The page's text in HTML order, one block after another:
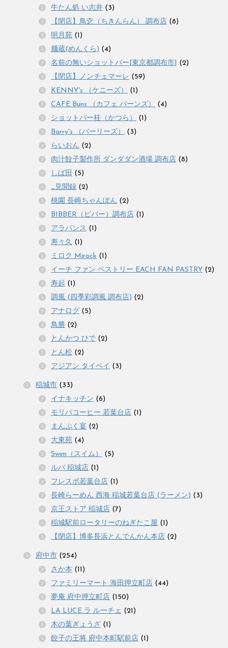
牛たん処 い志井 (3)
【閉店】鳥赱（ちきんらん） 調布店 (8)
明月苑 (1)
麺蔵(めんくら) (4)
名前の無いショットバー[東京都調布市]
(2)
【閉店】ノンチェマーレ (59)
KENNY's （ケニーズ）
(1)
CAFE Buns （カフェ バーンズ）
(4)
ショットバー桂（かつら）
(1)
Barry's （バーリーズ）
(3)
らいおん (2)
肉汁餃子製作所 ダンダダン酒場 調布店 (8)
しば田 (5)
_見聞録 (2)
桃園 長崎ちゃんぽん (2)
BIBBER（ビバー）調布店 (1)
アラパンス (1)
寿々久 (1)
ミロク Mirock (1)
イーチ ファン ペストリー EACH FAN PASTRY (2)
寿起 (1)
調風 (四季彩調風 調布店) (2)
アナログ (5)
鳥勝 (2)
とんかつ ひで (2)
とん松 (2)
アジアン タイペイ (3)
稲城市 (33)
イナキッチン (6)
モリバコーヒー 若葉台店 (1)
まんぷく宴 (2)
大東苑 (4)
Swim（スイム）
(5)
ルパ 稲城店 (1)
フレスポ若葉台店 (1)
長崎らーめん 西海 稲城若葉台店 (ラーメン) (3)
京王ストア 稲城店 (7)
稲城駅前ロータリーのねぎたこ屋 (1)
【閉店】博多長浜とんでんかん本店 (2)
府中市 (254)
さか本 (11)
ファミリーマート 海田押立町店 (44)
夢庵 府中押立町店 (150)
LA LUCE ラ ルーチェ (21)
木の葉ぎょうざ (1)
餃子の王将 府中本町駅前店 (1)